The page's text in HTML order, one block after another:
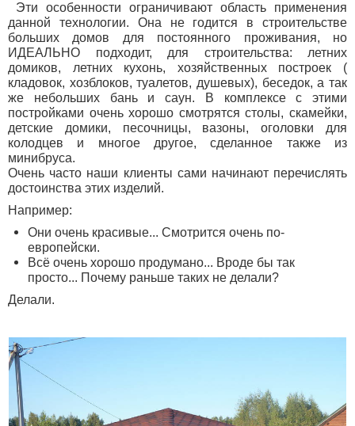
Эти особенности ограничивают область применения
данной технологии. Она не годится в строительстве
больших домов для постоянного проживания, но
ИДЕАЛЬНО подходит, для строительства: летних
домиков, летних кухонь, хозяйственных построек (
кладовок, хозблоков, туалетов, душевых), беседок, а так
же небольших бань и саун. В комплексе с этими
постройками очень хорошо смотрятся столы, скамейки,
детские домики, песочницы, вазоны, оголовки для
колодцев и многое другое, сделанное также из
минибруса.
Очень часто наши клиенты сами начинают перечислять
достоинства этих изделий.
Например:
Они очень красивые... Смотрится очень по-
европейски.
Всё очень хорошо продумано... Вроде бы так
просто... Почему раньше таких не делали?
Делали.